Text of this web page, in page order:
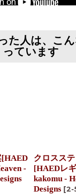
た人は、こ
っています
[HAED
-
クロスス
[HAEDレ
kakomu -
Designs [2-